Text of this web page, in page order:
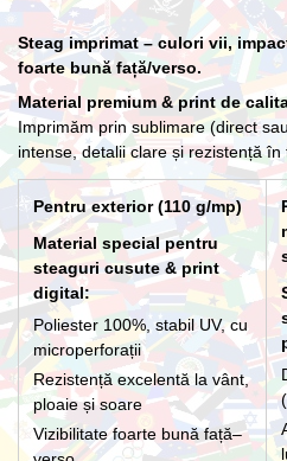
Steag imprimat – culori vii,
foarte bună față/verso.
Material premium & print de
Imprimăm prin sublimare (direct
intense, detalii clare și rezistență în
Pentru exterior (110 g/mp)
Material special pentru
steaguri cusute & print
digital:
Poliester 100%, stabil UV, cu
microperforații
Rezistență excelentă la vânt,
ploaie și soare
Vizibilitate foarte bună față–